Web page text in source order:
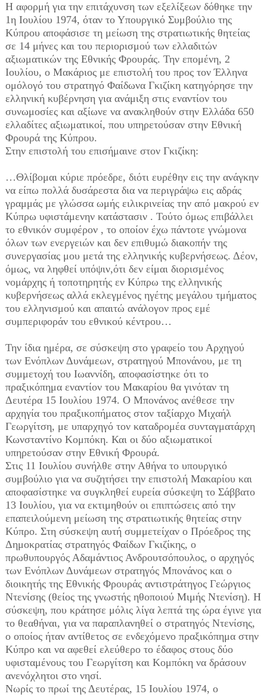
Η αφορμή για την επιτάχυνση των εξελίξεων δόθηκε την
1η Ιουλίου 1974, όταν το Υπουργικό Συμβούλιο της
Κύπρου αποφάσισε τη μείωση της στρατιωτικής θητείας
σε 14 μήνες και του περιορισμού των ελλαδιτών
αξιωματικών της Εθνικής Φρουράς. Την επομένη, 2
Ιουλίου, ο Μακάριος με επιστολή του προς τον Έλληνα
ομόλογό του στρατηγό Φαίδωνα Γκιζίκη κατηγόρησε την
ελληνική κυβέρνηση για ανάμιξη στις εναντίον του
συνωμοσίες και αξίωνε να ανακληθούν στην Ελλάδα 650
ελλαδίτες αξιωματικοί, που υπηρετούσαν στην Εθνική
Φρουρά της Κύπρου.
Στην επιστολή του επισήμαινε στον Γκιζίκη:
…Θλίβομαι κύριε πρόεδρε, διότι ευρέθην εις την ανάγκην
να είπω πολλά δυσάρεστα δια να περιγράψω εις αδράς
γραμμάς με γλώσσα ωμής ειλικρινείας την από μακρού εν
Κύπρω υφιστάμενην κατάστασιν . Τούτο όμως επιβάλλει
το εθνικόν συμφέρον , το οποίον έχω πάντοτε γνώμονα
όλων των ενεργειών και δεν επιθυμώ διακοπήν της
συνεργασίας μου μετά της ελληνικής κυβερνήσεως. Δέον,
όμως, να ληφθεί υπόψιν,ότι δεν είμαι διορισμένος
νομάρχης ή τοποτηρητής εν Κύπρω της ελληνικής
κυβερνήσεως αλλά εκλεγμένος ηγέτης μεγάλου τμήματος
του ελληνισμού και απαιτώ ανάλογον προς εμέ
συμπεριφοράν του εθνικού κέντρου…
Την ίδια ημέρα, σε σύσκεψη στο γραφείο του Αρχηγού
των Ενόπλων Δυνάμεων, στρατηγού Μπονάνου, με τη
συμμετοχή του Ιωαννίδη, αποφασίστηκε ότι το
πραξικόπημα εναντίον του Μακαρίου θα γινόταν τη
Δευτέρα 15 Ιουλίου 1974. Ο Μπονάνος ανέθεσε την
αρχηγία του πραξικοπήματος στον ταξίαρχο Μιχαήλ
Γεωργίτση, με υπαρχηγό τον καταδρομέα συνταγματάρχη
Κωνσταντίνο Κομπόκη. Και οι δύο αξιωματικοί
υπηρετούσαν στην Εθνική Φρουρά.
Στις 11 Ιουλίου συνήλθε στην Αθήνα το υπουργικό
συμβούλιο για να συζητήσει την επιστολή Μακαρίου και
αποφασίστηκε να συγκληθεί ευρεία σύσκεψη το Σάββατο
13 Ιουλίου, για να εκτιμηθούν οι επιπτώσεις από την
επαπειλούμενη μείωση της στρατιωτικής θητείας στην
Κύπρο. Στη σύσκεψη αυτή συμμετείχαν ο Πρόεδρος της
Δημοκρατίας στρατηγός Φαίδων Γκιζίκης, ο
πρωθυπουργός Αδαμάντιος Ανδρουτσόπουλος, ο αρχηγός
των Ενόπλων Δυνάμεων στρατηγός Μπονάνος και ο
διοικητής της Εθνικής Φρουράς αντιστράτηγος Γεώργιος
Ντενίσης (θείος της γνωστής ηθοποιού Μιμής Ντενίση). Η
σύσκεψη, που κράτησε μόλις λίγα λεπτά της ώρα έγινε για
το θεαθήναι, για να παραπλανηθεί ο στρατηγός Ντενίσης,
ο οποίος ήταν αντίθετος σε ενδεχόμενο πραξικόπημα στην
Κύπρο και να αφεθεί ελεύθερο το έδαφος στους δύο
υφισταμένους του Γεωργίτση και Κομπόκη να δράσουν
ανενόχλητοι στο νησί.
Νωρίς το πρωί της Δευτέρας, 15 Ιουλίου 1974, ο